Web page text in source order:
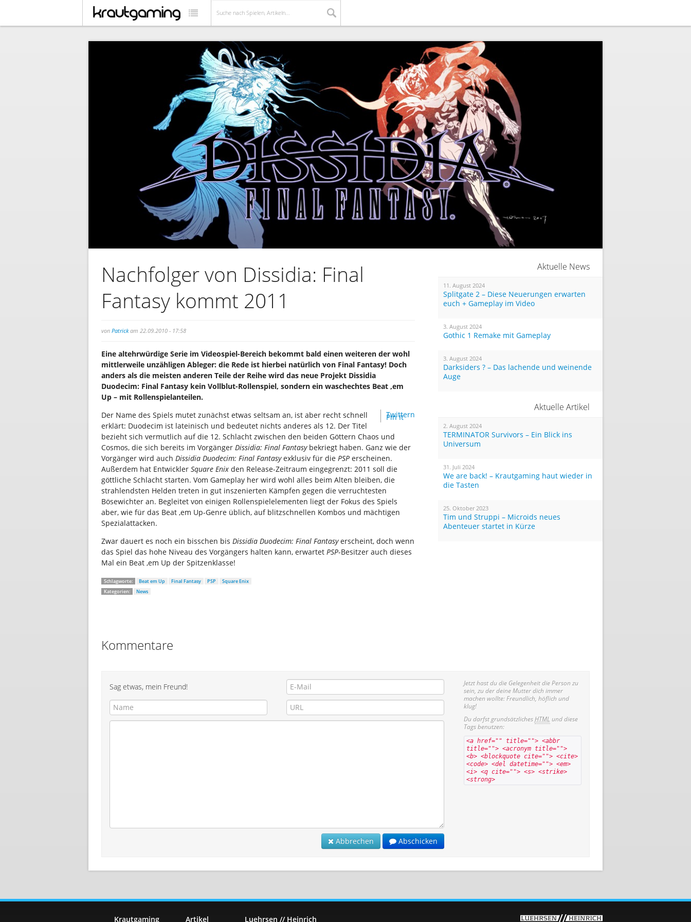
Nachfolger von Dissidia: Final
Fantasy kommt 2011
von Patrickam 22.09.2010 - 17:58
Eine altehrwürdige Serie im Videospiel-Bereich bekommt bald einen weiteren der wohl
mittlerweile unzähligen Ableger: die Rede ist hierbei natürlich von Final Fantasy! Doch
anders als die meisten anderen Teile der Reihe wird das neue Projekt Dissidia
Duodecim: Final Fantasy kein Vollblut-Rollenspiel, sondern ein waschechtes Beat ‚em
Up – mit Rollenspielanteilen.
Twittern
Pin It
Der Name des Spiels mutet zunächst etwas seltsam an, ist aber recht schnell
erklärt: Duodecim ist lateinisch und bedeutet nichts anderes als 12. Der Titel
bezieht sich vermutlich auf die 12. Schlacht zwischen den beiden Göttern Chaos und
Cosmos, die sich bereits im Vorgänger Dissidia: Final Fantasybekriegt haben. Ganz wie der
Vorgänger wird auch Dissidia Duodecim: Final Fantasyexklusiv für die PSP erscheinen.
Außerdem hat Entwickler Square Enix den Release-Zeitraum eingegrenzt: 2011 soll die
göttliche Schlacht starten. Vom Gameplay her wird wohl alles beim Alten bleiben, die
strahlendsten Helden treten in gut inszenierten Kämpfen gegen die verruchtesten
Bösewichter an. Begleitet von einigen Rollenspielelementen liegt der Fokus des Spiels
aber, wie für das Beat ‚em Up-Genre üblich, auf blitzschnellen Kombos und mächtigen
Spezialattacken.
Zwar dauert es noch ein bisschen bis Dissidia Duodecim: Final Fantasyerscheint, doch wenn
das Spiel das hohe Niveau des Vorgängers halten kann, erwartet PSP-Besitzer auch dieses
Mal ein Beat ‚em Up der Spitzenklasse!
Schlagworte: Beat em Up Final Fantasy PSP
Square Enix
Kategorien:
News
Aktuelle News
11. August 2024
Splitgate 2 – Diese Neuerungen erwarten
euch + Gameplay im Video
3. August 2024
Gothic 1 Remake mit Gameplay
3. August 2024
Darksiders ? – Das lachende und weinende
Auge
Aktuelle Artikel
2. August 2024
TERMINATOR Survivors – Ein Blick ins
Universum
31. Juli 2024
We are back! – Krautgaming haut wieder in
die Tasten
25. Oktober 2023
Tim und Struppi – Microids neues
Abenteuer startet in Kürze
Kommentare
Sag etwas, mein Freund!
Abbrechen Abschicken
Jetzt hast du die Gelegenheit die Person zu
sein, zu der deine Mutter dich immer
machen wollte: Freundlich, höflich und
klug!
Du darfst grundsätzlichesHTML und diese
Tags benutzen:
<a href="" title=""> <abbr
title=""> <acronym title="">
<b> <blockquote cite=""> <cite>
<code> <del datetime=""> <em>
<i> <q cite=""> <s> <strike>
<strong>
Krautgaming Artikel Luehrsen // Heinrich